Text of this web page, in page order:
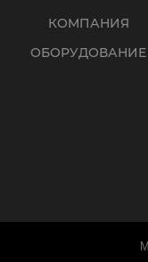
КОМПАНИЯ
ОБОРУДОВАНИЕ